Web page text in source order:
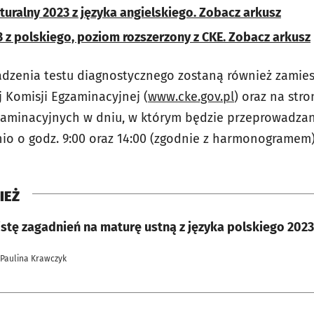
2023 z języka angielskiego. Zobacz arkusz
polskiego, poziom rozszerzony z CKE. Zobacz arkusz
testu diagnostycznego zostaną również
Egzaminacyjnej (www.cke.gov.pl) oraz na
w dniu, w którym będzie
o godz. 9:00 oraz 14:00 (zgodnie z
zagadnień na maturę ustną z języka polskiego 2023
Krawczyk